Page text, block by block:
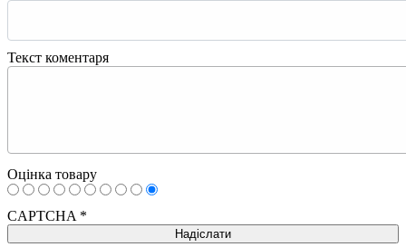
Текст коментаря
Оцінка товару
CAPTCHA *